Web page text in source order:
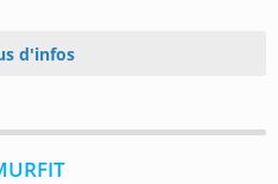
d'infos